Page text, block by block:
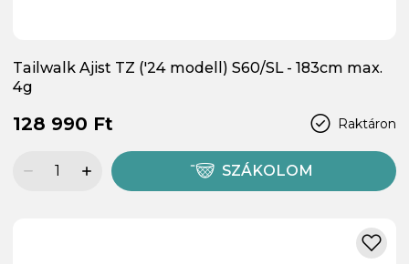
Tailwalk Ajist TZ ('24 modell) S60/SL - 183cm max.
4g
Raktáron
128 990 Ft
SZÁKOLOM